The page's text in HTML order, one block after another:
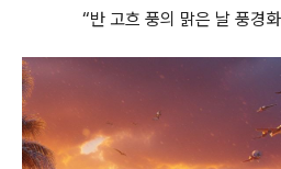
“반 고흐 풍의 맑은 날 풍경